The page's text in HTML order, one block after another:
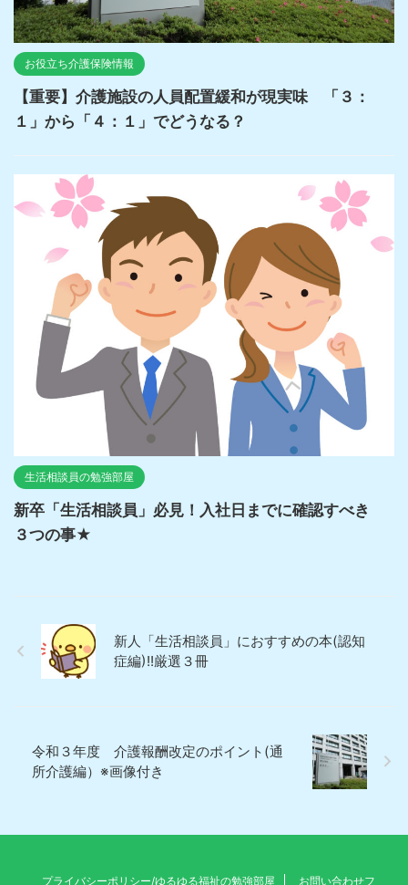
お役立ち介護保険情報
【重要】介護施設の人員配置緩和が現実味 「３：
１」から「４：１」でどうなる？
生活相談員の勉強部屋
新卒「生活相談員」必見！入社日までに確認すべき
３つの事★
新人「生活相談員」におすすめの本(認知
症編)!!厳選３冊
令和３年度 介護報酬改定のポイント(通
所介護編）※画像付き
プライバシーポリシー/ゆるゆる福祉の勉強部屋 お問い合わせフ